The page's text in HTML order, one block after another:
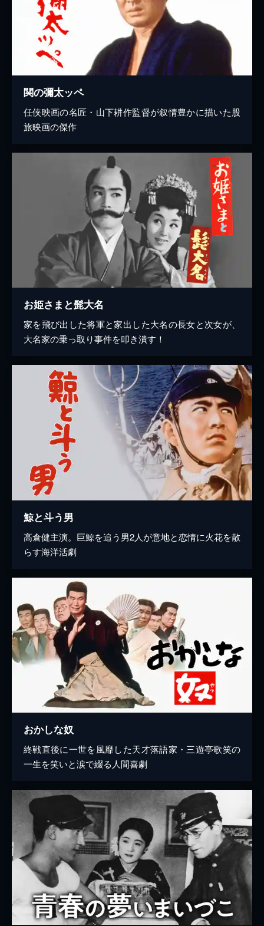
関の彌太ッペ
任侠映画の名匠・山下耕作監督が叙情豊かに描いた股
旅映画の傑作
お姫さまと髭大名
家を飛び出した将軍と家出した大名の長女と次女が、
大名家の乗っ取り事件を叩き潰す！
鯨と斗う男
高倉健主演。巨鯨を追う男2人が意地と恋情に火花を散
らす海洋活劇
おかしな奴
終戦直後に一世を風靡した天才落語家・三遊亭歌笑の
一生を笑いと涙で綴る人間喜劇